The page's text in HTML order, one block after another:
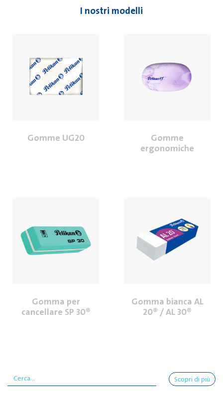
I nostri modelli
Gomme UG20
Gomme
ergonomiche
Gomma per
cancellare SP 30®
Gomma bianca AL
20® / AL 30®
Scopri di più